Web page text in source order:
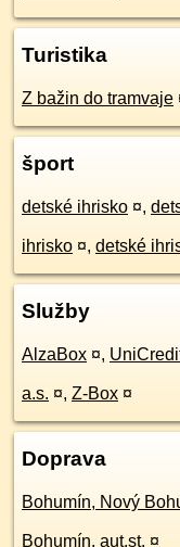
Turistika
Z bažin do tramvaje
šport
detské ihrisko ¤,
ihrisko ¤, detské
Služby
AlzaBox ¤,
a.s. ¤, Z-Box ¤
Doprava
Bohumín, Nový
Bohumín, aut.st. ¤